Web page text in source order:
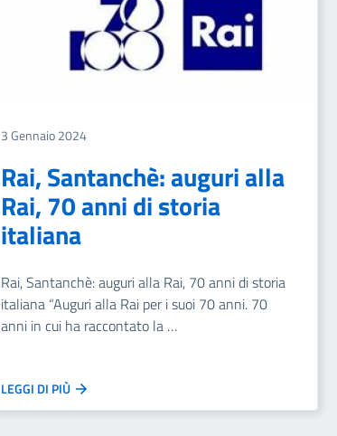
3 Gennaio 2024
Rai, Santanchè: auguri alla
Rai, 70 anni di storia
italiana
Rai, Santanchè: auguri alla Rai, 70 anni di storia
italiana “Auguri alla Rai per i suoi 70 anni. 70
anni in cui ha raccontato la …
LEGGI DI PIÙ